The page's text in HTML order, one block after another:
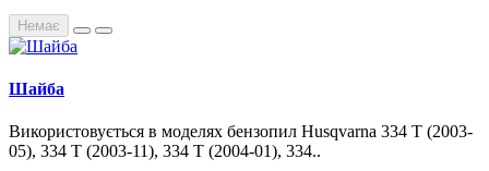
Немає
Шайба
Використовується в моделях бензопил Husqvarna 334 T (2003-
05), 334 T (2003-11), 334 T (2004-01), 334..